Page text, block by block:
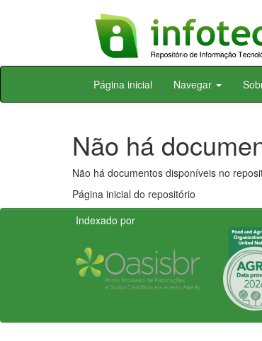
Skip
Página inicial Navegar
Não há
Não há documentos disponíveis no
Página inicial do repositório
Indexado por